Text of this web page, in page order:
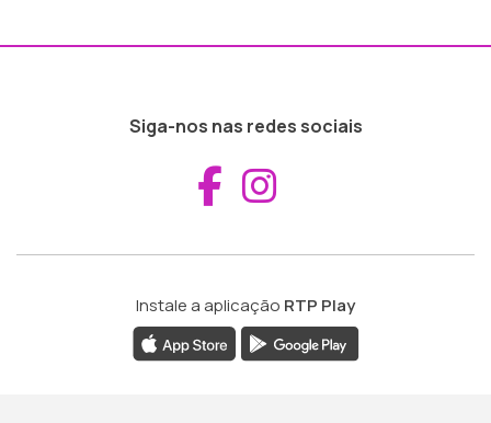
Siga-nos nas redes sociais
Aceder ao
Instale a aplicação RTP Play